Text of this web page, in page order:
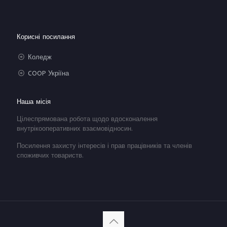
Корисні посилання
Коледж
COOP Укріїна
Наша місія
Цілеспрямована робота щодо вдосконалення
внутрікооперативних взаємовідносин.
Посилення захисту інтересів і прав працівників та членів
споживчих товариств.